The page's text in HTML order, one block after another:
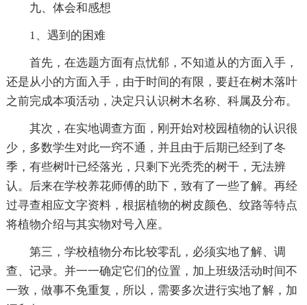
九、体会和感想
1、遇到的困难
首先，在选题方面有点忧郁，不知道从的方面入手，
还是从小的方面入手，由于时间的有限，要赶在树木落叶
之前完成本项活动，决定只认识树木名称、科属及分布。
其次，在实地调查方面，刚开始对校园植物的认识很
少，多数学生对此一窍不通，并且由于后期已经到了冬
季，有些树叶已经落光，只剩下光秃秃的树干，无法辨
认。后来在学校养花师傅的助下，致有了一些了解。再经
过寻查相应文字资料，根据植物的树皮颜色、纹路等特点
将植物介绍与其实物对号入座。
第三，学校植物分布比较零乱，必须实地了解、调
查、记录。并一一确定它们的位置，加上班级活动时间不
一致，做事不免重复，所以，需要多次进行实地了解，加